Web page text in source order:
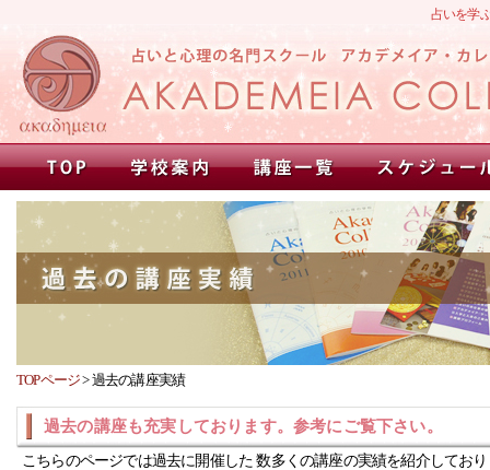
占いを学
TOPページ>過去の講座実績
過去の講座も充実しております。参考にご覧下さい。
こちらのページでは過去に開催した 数多くの講座の実績を紹介してお